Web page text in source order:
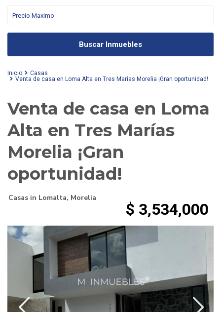
Buscar Inmuebles
Inicio
Casas
Venta de casa en Loma Alta en Tres Marías Morelia ¡Gran oportunidad!
Venta de casa en Loma
Alta en Tres Marías
Morelia ¡Gran
oportunidad!
Casas in Lomalta, Morelia
$ 3,534,000